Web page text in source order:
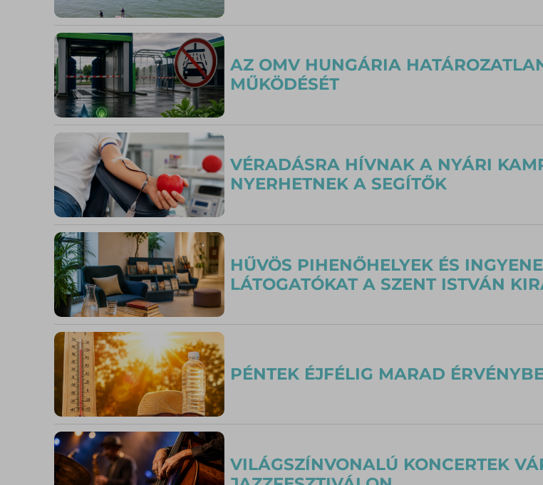
AZ OMV HUNGÁRIA
MŰKÖDÉSÉT
VÉRADÁSRA HÍVNAK A NYÁRI
NYERHETNEK A SEGÍTŐK
HŰVÖS PIHENŐHELYEK ÉS
LÁTOGATÓKAT A SZENT ISTVÁN
PÉNTEK ÉJFÉLIG MARAD
VILÁGSZÍNVONALÚ KONCERTEK